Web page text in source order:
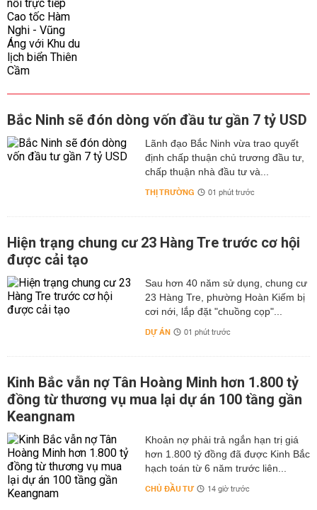
Bắc Ninh sẽ đón dòng vốn đầu tư gần 7 tỷ USD
Lãnh đạo Bắc Ninh vừa trao quyết
định chấp thuận chủ trương đầu tư,
chấp thuận nhà đầu tư và...
THỊ TRƯỜNG 01 phút trước
Hiện trạng chung cư 23 Hàng Tre trước cơ hội
được cải tạo
Sau hơn 40 năm sử dụng, chung cư
23 Hàng Tre, phường Hoàn Kiếm bị
cơi nới, lắp đặt "chuồng cọp"...
DỰ ÁN 01 phút trước
Kinh Bắc vẫn nợ Tân Hoàng Minh hơn 1.800 tỷ
đồng từ thương vụ mua lại dự án 100 tầng gần
Keangnam
hơn 1.800 tỷ đồng đã được Kinh Bắc
hạch toán từ 6 năm trước liên...
CHỦ ĐẦU TƯ 14 giờ trước